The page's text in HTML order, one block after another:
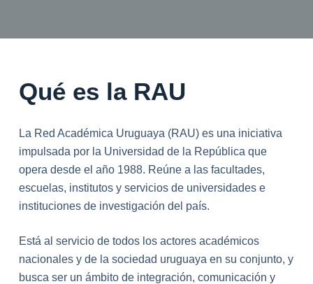
eQué es la RAU
La Red Académica Uruguaya (RAU) es una iniciativa
impulsada por la Universidad de la República que
opera desde el año 1988. Reúne a las facultades,
escuelas, institutos y servicios de universidades e
instituciones de investigación del país.
Está al servicio de todos los actores académicos
nacionales y de la sociedad uruguaya en su conjunto, y
busca ser un ámbito de integración, comunicación y